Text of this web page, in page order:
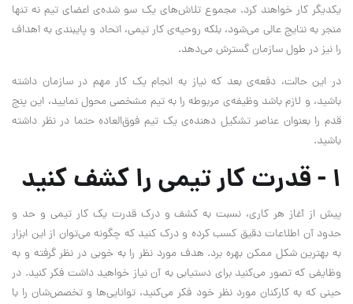
یکدیگر کار خواهند کرد. مجموع تلاش‌های یک سو شده‌ی اعضای تیم نه تنها
منجر به نتایج عالی می‌شود، بلکه روحیه‌ی کار تیمی، اتحاد و پایبندی به اهداف
را نیز در طول سازمان گسترش می‌دهد.
در این حالت، دفعه‌ی بعد که نیاز به انجام یک کار مهم در سازمان داشته
باشید، و لازم باشد وظیفه‌ی مربوطه را به تیم مشخصی محول نمایید، این پنج
قدم را بعنوان عناصر تشکیل دهنده‌ی یک تیم فوق‌العاده حتما در نظر داشته
باشید.
۱ - قدرت کار تیمی را کشف کنید
پیش از آغاز هر کاری، نسبت به کشف و درک قدرت یک کار تیمی و حد و
حدود آن اطلاعات دقیق کسب کرده و درک کنید که چگونه می‌توان از این ابزار
به بهترین شکل ممکن بهره برد. هدف مورد نظر را به خوبی در نظر گرفته و به
وظایفی که تصور می‌کنید برای دستیابی به آن نیاز خواهید داشت فکر کنید. در
حینی که به کارکنان مورد نظر خود فکر می‌کنید، توانایی‌ها و تخصص‌شان را با